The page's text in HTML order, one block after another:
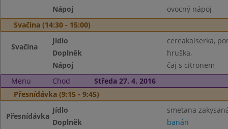
Nápoj
ovocný nápoj
Svačina (14:30 - 15:00)
Svačina
Jídlo
cereakaiserka,
Doplněk
hruška,
Nápoj
čaj s citronem
Menu
Chod
Středa 27. 4. 2016
Přesnídávka (9:15 - 9:45)
Přesnídávka
Jídlo
smetana
Doplněk
banán